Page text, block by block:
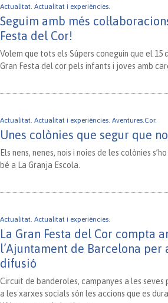
Actualitat. Actualitat i experiències.
Seguim amb més
Festa del Cor!
Volem que tots els Súpers coneguin que el 15
Gran Festa del cor pels infants i joves amb
Actualitat. Actualitat i experiències. Aventures.Cor.
Unes colònies que segur que
Els nens, nenes, nois i noies de les colònies
bé a La Granja Escola.
Actualitat. Actualitat i experiències.
La Gran Festa del Cor compta
l’Ajuntament de Barcelona per
difusió
Circuit de banderoles, campanyes a les seves
a les xarxes socials són les accions que es